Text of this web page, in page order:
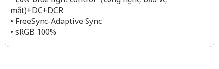
mắt)+DC+DCR
• FreeSync-Adaptive Sync
• sRGB 100%